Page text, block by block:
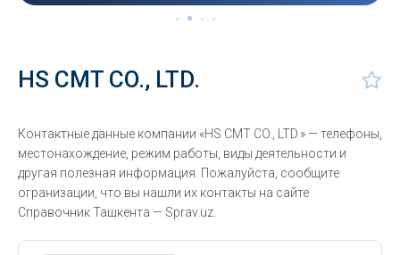
HS CMT CO., LTD.
Контактные данные компании «HS CMT CO., LTD.» — телефоны,
местонахождение, режим работы, виды деятельности и
другая полезная информация. Пожалуйста, сообщите
огранизации, что вы нашли их контакты на сайте
Справочник Ташкента — Sprav.uz.